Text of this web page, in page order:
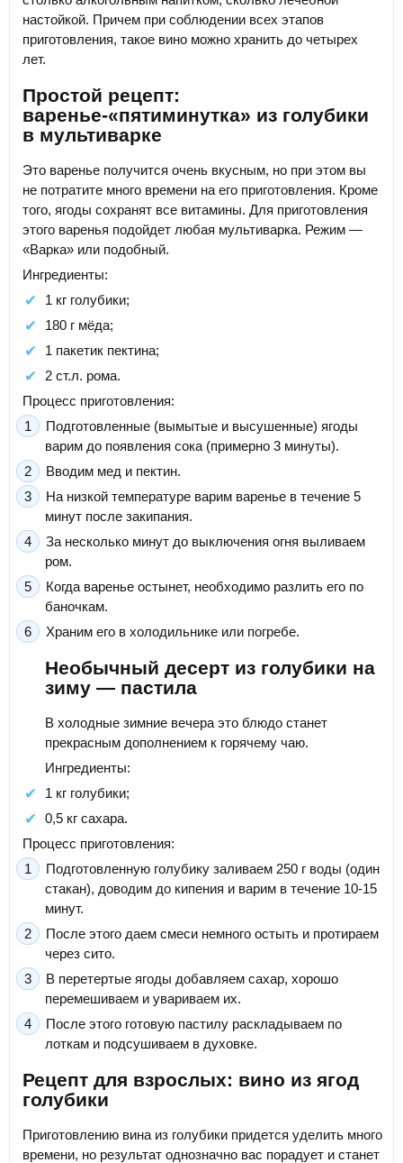
настойкой. Причем при соблюдении всех этапов
приготовления, такое вино можно хранить до четырех
лет.
Простой рецепт:
варенье-«пятиминутка» из голубики
в мультиварке
Это варенье получится очень вкусным, но при этом вы
не потратите много времени на его приготовления. Кроме
того, ягоды сохранят все витамины. Для приготовления
этого варенья подойдет любая мультиварка. Режим —
«Варка» или подобный.
Ингредиенты:
1 кг голубики;
180 г мёда;
1 пакетик пектина;
2 ст.л. рома.
Процесс приготовления:
Подготовленные (вымытые и высушенные) ягоды
варим до появления сока (примерно 3 минуты).
Вводим мед и пектин.
На низкой температуре варим варенье в течение 5
минут после закипания.
За несколько минут до выключения огня выливаем
ром.
Когда варенье остынет, необходимо разлить его по
баночкам.
Храним его в холодильнике или погребе.
Необычный десерт из голубики на
зиму — пастила
В холодные зимние вечера это блюдо станет
прекрасным дополнением к горячему чаю.
Ингредиенты:
1 кг голубики;
0,5 кг сахара.
Процесс приготовления:
Подготовленную голубику заливаем 250 г воды (один
стакан), доводим до кипения и варим в течение 10-15
минут.
После этого даем смеси немного остыть и протираем
через сито.
В перетертые ягоды добавляем сахар, хорошо
перемешиваем и увариваем их.
После этого готовую пастилу раскладываем по
лоткам и подсушиваем в духовке.
Рецепт для взрослых: вино из ягод
голубики
Приготовлению вина из голубики придется уделить много
времени, но результат однозначно вас порадует и станет